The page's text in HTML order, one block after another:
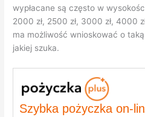
wypłacane są często w
2000 zł, 2500 zł, 3000 zł, 4000
ma możliwość wnioskować o
jakiej szuka.
Szybka pożyczka on-